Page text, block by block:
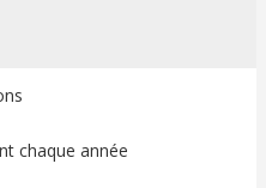
chaque année